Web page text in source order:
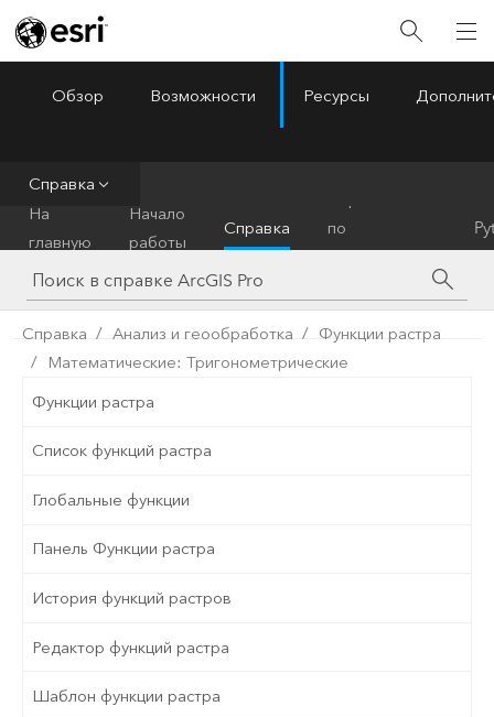
ArcGIS Pro
Обзор Возможности Ресурсы
Справка
На
главную
Начало
работы
Справка
по
инструментам
Справка Анализ и геообработка
Функции растра
Математические: Тригонометрические
Функции растра
Список функций растра
Глобальные функции
Панель Функции растра
История функций растров
Редактор функций растра
Шаблон функции растра